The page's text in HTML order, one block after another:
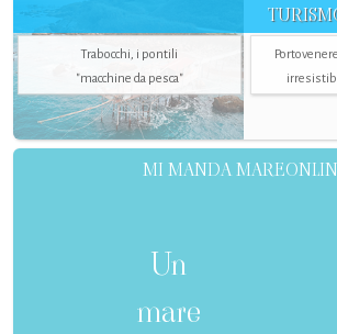
Trabocchi, i pontili
"macchine da pesca"
MI MANDA
Un
mare